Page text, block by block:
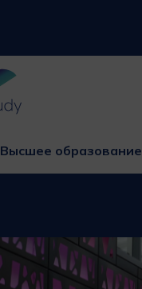
Высшее образование